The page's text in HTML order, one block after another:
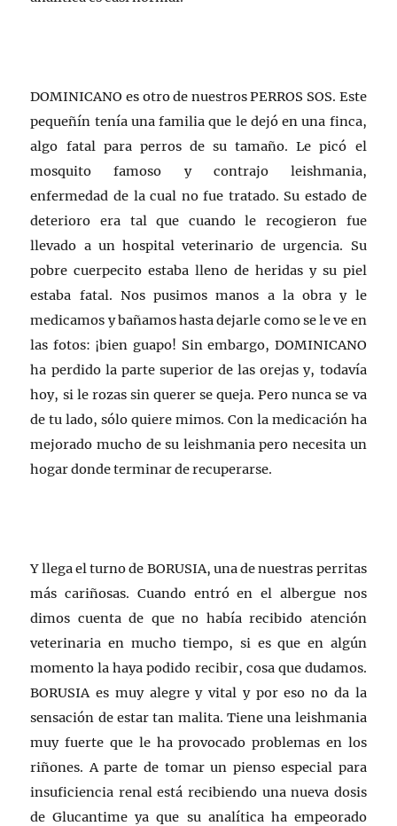
DOMINICANO es otro de nuestros PERROS SOS. Este
pequeñín tenía una familia que le dejó en una finca,
algo fatal para perros de su tamaño. Le picó el
mosquito famoso y contrajo leishmania,
enfermedad de la cual no fue tratado. Su estado de
deterioro era tal que cuando le recogieron fue
llevado a un hospital veterinario de urgencia. Su
pobre cuerpecito estaba lleno de heridas y su piel
estaba fatal. Nos pusimos manos a la obra y le
medicamos y bañamos hasta dejarle como se le ve en
las fotos: ¡bien guapo! Sin embargo, DOMINICANO
ha perdido la parte superior de las orejas y, todavía
hoy, si le rozas sin querer se queja. Pero nunca se va
de tu lado, sólo quiere mimos. Con la medicación ha
mejorado mucho de su leishmania pero necesita un
hogar donde terminar de recuperarse.
Y llega el turno de BORUSIA, una de nuestras perritas
más cariñosas. Cuando entró en el albergue nos
dimos cuenta de que no había recibido atención
veterinaria en mucho tiempo, si es que en algún
momento la haya podido recibir, cosa que dudamos.
BORUSIA es muy alegre y vital y por eso no da la
sensación de estar tan malita. Tiene una leishmania
muy fuerte que le ha provocado problemas en los
riñones. A parte de tomar un pienso especial para
insuficiencia renal está recibiendo una nueva dosis
de Glucantime ya que su analítica ha empeorado